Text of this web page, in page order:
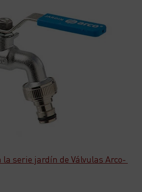
la serie jardín de Válvulas Arco-